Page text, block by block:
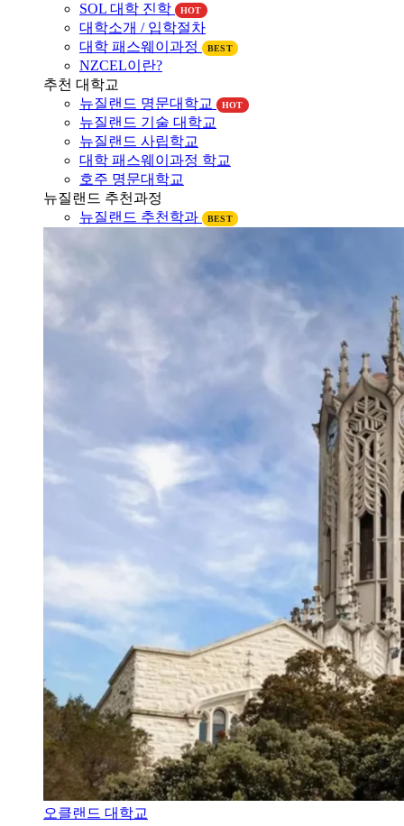
SOL 대학 진학
HOT
대학소개 / 입학절차
대학 패스웨이과정
BEST
NZCEL이란?
추천 대학교
뉴질랜드 명문대학교
HOT
뉴질랜드 기술 대학교
뉴질랜드 사립학교
대학 패스웨이과정 학교
호주 명문대학교
뉴질랜드 추천과정
뉴질랜드 추천학과
BEST
오클랜드 대학교